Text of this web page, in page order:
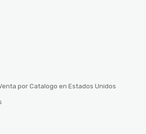
por Catalogo en Estados Unidos